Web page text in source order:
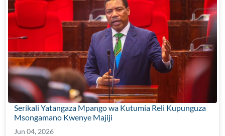
Serikali Yatangaza Mpango wa Kutumia Reli Kupunguza
Msongamano Kwenye Majiji
Jun 04, 2026